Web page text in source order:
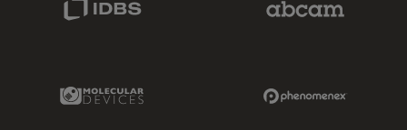
Molecular Devices Link